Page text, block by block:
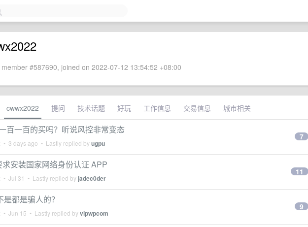
member #587690, joined on 2022-07-12 13:54:52 +08:00
cwwx2022 提问 技术话题 好玩 工作信息 交易信息 城市相关
百一百的买吗？听说风控非常变态
• 3 days ago • Lastly replied byugpu
7
安装国家网络身份认证 APP
• Jul 31 • Lastly replied by jadec0der
11
都是骗人的？
• Jun 15 • Lastly replied byvipwpcom
9